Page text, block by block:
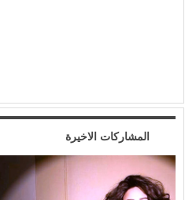
المشاركات الاخيرة